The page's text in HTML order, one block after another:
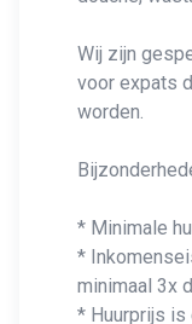
Wij zijn
voor expats
worden.
* Minimale
*
minimaal 3x
* Huurprijs